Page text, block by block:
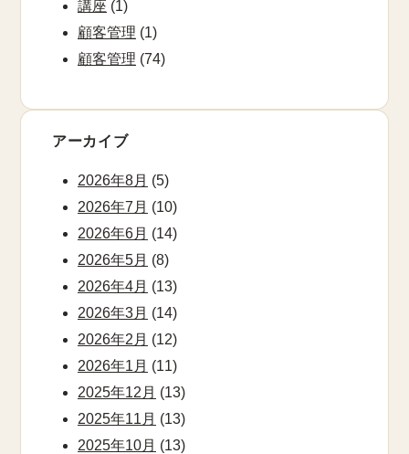
講座 (1)
顧客管理 (1)
顧客管理 (74)
アーカイブ
2026年8月 (5)
2026年7月 (10)
2026年6月 (14)
2026年5月 (8)
2026年4月 (13)
2026年3月 (14)
2026年2月 (12)
2026年1月 (11)
2025年12月 (13)
2025年11月 (13)
2025年10月 (13)